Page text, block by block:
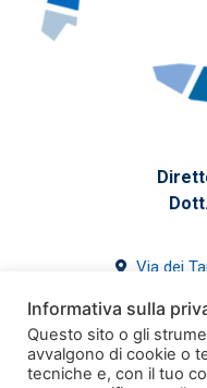
Via dei
Informativa sulla
Questo sito o gli
avvalgono di cookie o
tecniche e, con il tuo